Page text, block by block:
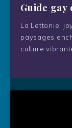
Guide gay
La Lettonie,
paysages
culture